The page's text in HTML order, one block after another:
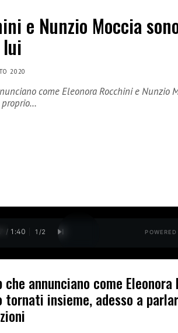
e Nunzio Moccia
2020
come Eleonora Rocchini e Nunzio
proprio…
/ 1:40 1 /2
annunciano come Eleonora
tornati insieme, adesso a